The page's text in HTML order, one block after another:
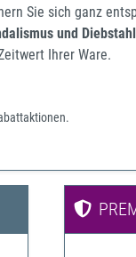
Sie sich ganz
und Diebstahl
Ihrer Ware.